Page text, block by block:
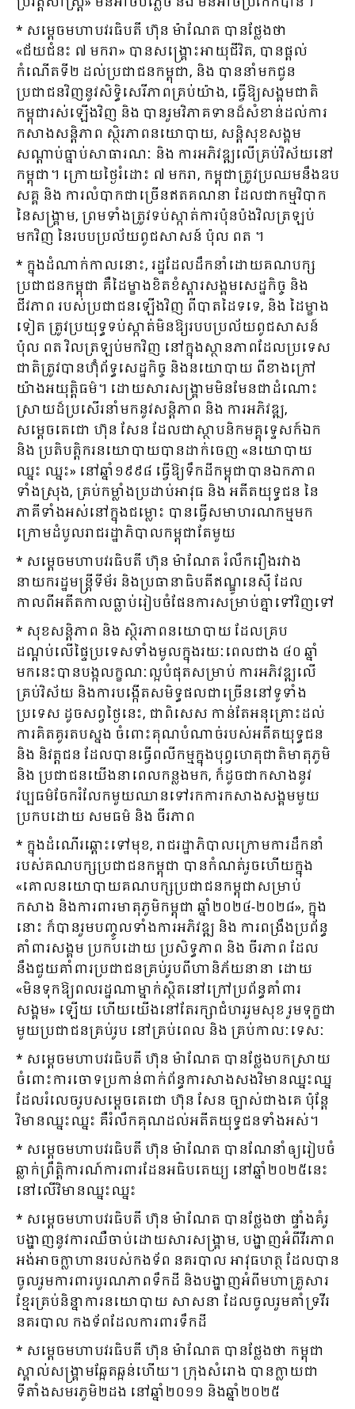
* សម្ដេចមហាបវរធិបតី ហ៊ុន ម៉ាណែត បានថ្លែងថា
«ជ័យជំនះ ៧ មករា» បានសង្គ្រោះអាយុជីវិត, បានផ្ដល់
កំណើតទី២ ដល់ប្រជាជនកម្ពុជា, និង បាននាំមកជូន
ប្រជាជនវិញនូវសិទ្ធិសេរីភាពគ្រប់យ៉ាង, ធ្វើឱ្យសង្គមជាតិ
កម្ពុជារស់ឡើងវិញ និង បានរួមវិភាគទានដ៏សំខាន់ដល់ការ
កសាងសន្តិភាព ស្ថិរភាពនយោបាយ, សន្តិសុខសង្គម
សណ្តាប់ធ្នាប់សាធារណៈ និង ការអភិវឌ្ឍលើគ្រប់វិស័យនៅ
កម្ពុជា។ ក្រោយថ្ងៃរំដោះ ៧ មករា, កម្ពុជាត្រូវប្រឈមនឹងឧប
សគ្គ និង ការលំបាកជាច្រើនឥតគណនា ដែលជាកម្មវិបាក
នៃសង្គ្រាម, ព្រមទាំងត្រូវទប់ស្កាត់ការប៉ុនប៉ងវិលត្រឡប់
មកវិញ នៃរបបប្រល័យពូជសាសន៍ ប៉ុល ពត ។
* ក្នុងដំណាក់កាលនោះ, រដ្ឋដែលដឹកនាំដោយគណបក្ស
ប្រជាជនកម្ពុជា គឺដៃម្ខាងខិតខំស្ដារសង្គមសេដ្ឋកិច្ច និង
ជីវភាព របស់ប្រជាជនឡើងវិញ ពីបាតដៃទទេ, និង ដៃម្ខាង
ទៀត ត្រូវប្រយុទ្ធទប់ស្កាត់មិនឱ្យរបបប្រល័យពូជសាសន៍
ប៉ុល ពត វិលត្រឡប់មកវិញ នៅក្នុងស្ថានភាពដែលប្រទេស
ជាតិត្រូវបានហ៊ុំព័ទ្ធសេដ្ឋកិច្ច និងនយោបាយ ពីខាងក្រៅ
យ៉ាងអយុត្តិធម៌។ ដោយសារសង្គ្រាមមិនមែនជាដំណោះ
ស្រាយដ៏ប្រសើរនាំមកនូវសន្តិភាព និង ការអភិវឌ្ឍ,
សម្ដេចតេជោ ហ៊ុន សែន ដែលជាស្ថាបនិកមគ្គុទ្ទេសក៍ឯក
និង ប្រតិបត្តិករនយោបាយបានដាក់ចេញ «នយោបាយ
ឈ្នះ ឈ្នះ» នៅឆ្នាំ១៩៩៨ ធ្វើឱ្យទឹកដីកម្ពុជាបានឯកភាព
ទាំងស្រុង, គ្រប់កម្លាំងប្រដាប់អាវុធ និង អតីតយុទ្ធជន នៃ
ភាគីទាំងអស់នៅក្នុងជម្លោះ បានធ្វើសមាហរណកម្មមក
ក្រោមដំបូលរាជរដ្ឋាភិបាលកម្ពុជាតែមួយ
* សម្ដេចមហាបវរធិបតី ហ៊ុន ម៉ាណែត រំលឹករឿងរវាង
នាយករដ្ឋមន្ដ្រីទីម័រ និងប្រធានាធិបតីឥណ្ឌូនេស៉ី ដែល
កាលពីអតីតកាលធ្លាប់រៀបចំផែនការសម្រាប់គ្នាទៅវិញទៅ
* សុខសន្តិភាព និង ស្ថិរភាពនយោបាយ ដែលគ្រប
ដណ្ដប់លើផ្ទៃប្រទេសទាំងមូលក្នុងរយៈពេលជាង ៤០ ឆ្នាំ
មកនេះបានបង្កលក្ខណៈល្អបំផុតសម្រាប់ ការអភិវឌ្ឍលើ
គ្រប់វិស័យ និងការបង្កើតសមិទ្ធផលជាច្រើននៅទូទាំង
ប្រទេស ដូចសព្វថ្ងៃនេះ, ជាពិសេស កាន់តែអនុគ្រោះដល់
ការគិតគូរតបស្នង ចំពោះគុណបំណាច់របស់អតីតយុទ្ធជន
និង និវត្តជន ដែលបានធ្វើពលីកម្មក្នុងបុព្វហេតុជាតិមាតុភូមិ
និង ប្រជាជនយើងនាពេលកន្លងមក, ក៏ដូចជាកសាងនូវ
វប្បធម៌ចែករំលែកមួយឈានទៅរកការកសាងសង្គមមួយ
ប្រកបដោយ សមធម៌ និង ចីរភាព
* ក្នុងដំណើរឆ្ពោះទៅមុខ, រាជរដ្ឋាភិបាលក្រោមការដឹកនាំ
របស់គណបក្សប្រជាជនកម្ពុជា បានកំណត់រួចហើយក្នុង
«គោលនយោបាយគណបក្សប្រជាជនកម្ពុជាសម្រាប់
កសាង និងការពារមាតុភូមិកម្ពុជា ឆ្នាំ២០២៤-២០២៨», ក្នុង
នោះ ក៏បានរួមបញ្ចូលទាំងការអភិវឌ្ឍ និង ការពង្រឹងប្រព័ន្ធ
គាំពារសង្គម ប្រកបដោយ ប្រសិទ្ធភាព និង ចីរភាព ដែល
នឹងជួយគាំពារប្រជាជនគ្រប់រូបពីហានិភ័យនានា ដោយ
«មិនទុកឱ្យពលរដ្ឋណាម្នាក់ស្ថិតនៅក្រៅប្រព័ន្ធគាំពារ
សង្គម» ឡើយ ហើយយើងនៅតែរក្សាជំហររួមសុខ រួមទុក្ខជា
មួយប្រជាជនគ្រប់រូប នៅគ្រប់ពេល និង គ្រប់កាលៈទេសៈ
* សម្ដេចមហាបវរធិបតី ហ៊ុន ម៉ាណែត បានថ្លែងបកស្រាយ
ចំពោះការចោទប្រកាន់ពាក់ព័ន្ធការសាងសងវិមានឈ្នះឈ្ន
ដែលរំលេចរូបសម្ដេចតេជោ ហ៊ុន សែន ច្បាស់ជាងគេ ប៉ុន្ដែ
វិមានឈ្នះឈ្នះ គឺរំលឹកគុណដល់អតីតយុទ្ធជនទាំងអស់។
* សម្ដេចមហាបវរធិបតី ហ៊ុន ម៉ាណែត បានណែនាំឲ្យរៀបចំ
ឆ្លាក់ព្រឹត្តិការណ៍ការពារដែនអធិបតេយ្យ នៅឆ្នាំ២០២៥នេះ
នៅលើវិមានឈ្នះឈ្នះ
* សម្ដេចមហាបវរធិបតី ហ៊ុន ម៉ាណែត បានថ្លែងថា ផ្ទាំងគំរូ
បង្ហាញនូវការឈឺចាប់ដោយសារសង្គ្រាម, បង្ហាញអំពីវីរភាព
អង់អាចក្លាហានរបស់កងទ័ព នគរបាល អាវុធហត្ថ ដែលបាន
ចូលរួមការពារបូរណភាពទឹកដី និងបង្ហាញអំពីមហាគ្រួសារ
ខ្មែរគ្រប់និន្នាការនយោបាយ សាសនា ដែលចូលរួមគាំទ្រវីរ
នគរបាល កងទ័ពដែលការពារទឹកដី
* សម្ដេចមហាបវរធិបតី ហ៊ុន ម៉ាណែត បានថ្លែងថា កម្ពុជា
ស្គាល់សង្គ្រាមឆ្អែតឆ្អន់ហើយ។ ក្រុងសំរោង បានក្លាយជា
ទីតាំងសមរភូមិ២ដង នៅឆ្នាំ២០១១ និងឆ្នាំ២០២៥